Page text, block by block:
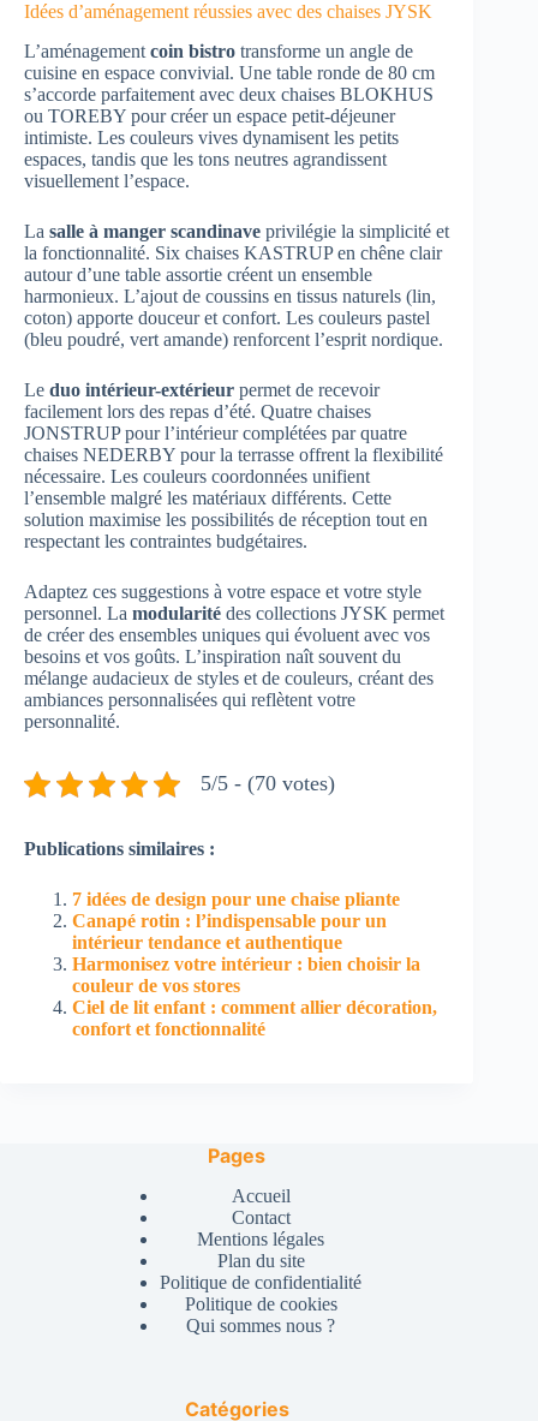
Idées d’aménagement réussies avec des chaises JYSK
L’aménagement coin bistro transforme un angle de
cuisine en espace convivial. Une table ronde de 80 cm
s’accorde parfaitement avec deux chaises BLOKHUS
ou TOREBY pour créer un espace petit-déjeuner
intimiste. Les couleurs vives dynamisent les petits
espaces, tandis que les tons neutres agrandissent
visuellement l’espace.
La salle à manger scandinave privilégie la simplicité et
la fonctionnalité. Six chaises KASTRUP en chêne clair
autour d’une table assortie créent un ensemble
harmonieux. L’ajout de coussins en tissus naturels (lin,
coton) apporte douceur et confort. Les couleurs pastel
(bleu poudré, vert amande) renforcent l’esprit nordique.
Le duo intérieur-extérieur permet de recevoir
facilement lors des repas d’été. Quatre chaises
JONSTRUP pour l’intérieur complétées par quatre
chaises NEDERBY pour la terrasse offrent la flexibilité
nécessaire. Les couleurs coordonnées unifient
l’ensemble malgré les matériaux différents. Cette
solution maximise les possibilités de réception tout en
respectant les contraintes budgétaires.
Adaptez ces suggestions à votre espace et votre style
personnel. La modularité des collections JYSK permet
de créer des ensembles uniques qui évoluent avec vos
besoins et vos goûts. L’inspiration naît souvent du
mélange audacieux de styles et de couleurs, créant des
ambiances personnalisées qui reflètent votre
personnalité.
5/5 - (70 votes)
Publications similaires :
7 idées de design pour une chaise pliante
Canapé rotin : l’indispensable pour un
intérieur tendance et authentique
Harmonisez votre intérieur : bien choisir la
couleur de vos stores
Ciel de lit enfant : comment allier décoration,
confort et fonctionnalité
Pages
Accueil
Contact
Mentions légales
Plan du site
Politique de confidentialité
Politique de cookies
Qui sommes nous ?
Catégories